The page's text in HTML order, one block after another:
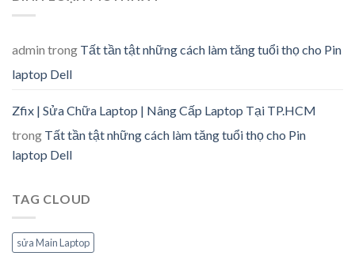
admin trong Tất tần tật những cách làm tăng tuổi thọ cho Pin
laptop Dell
Zfix | Sửa Chữa Laptop | Nâng Cấp Laptop Tại TP.HCM
trong Tất tần tật những cách làm tăng tuổi thọ cho Pin
laptop Dell
TAG CLOUD
sửa Main Laptop